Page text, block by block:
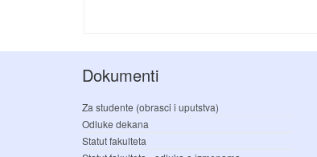
Dokumenti
Za studente (obrasci i uputstva)
Odluke dekana
Statut fakulteta